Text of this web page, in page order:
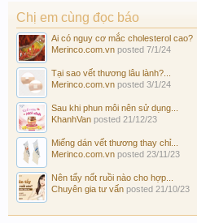
Chị em cùng đọc báo
Ai có nguy cơ mắc cholesterol cao?
Merinco.com.vn posted 7/1/24
Tại sao vết thương lâu lành?...
Merinco.com.vn posted 3/1/24
Sau khi phun môi nên sử dụng...
KhanhVan posted 21/12/23
Miếng dán vết thương thay chỉ...
Merinco.com.vn posted 23/11/23
Nên tẩy nốt ruồi nào cho hợp...
Chuyên gia tư vấn posted 21/10/23